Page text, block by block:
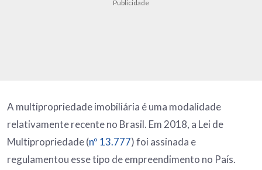
Publicidade
A multipropriedade imobiliária é uma modalidade
relativamente recente no Brasil. Em 2018, a Lei de
Multipropriedade (nº 13.777) foi assinada e
regulamentou esse tipo de empreendimento no País.